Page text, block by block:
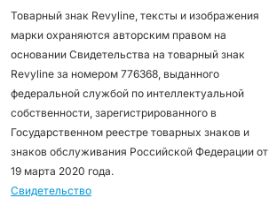
Товарный знак Revyline, тексты и изображения
марки охраняются авторским правом на
основании Свидетельства на товарный знак
Revyline за номером 776368, выданного
федеральной службой по интеллектуальной
собственности, зарегистрированного в
Государственном реестре товарных знаков и
знаков обслуживания Российской Федерации от
19 марта 2020 года.
Свидетельство